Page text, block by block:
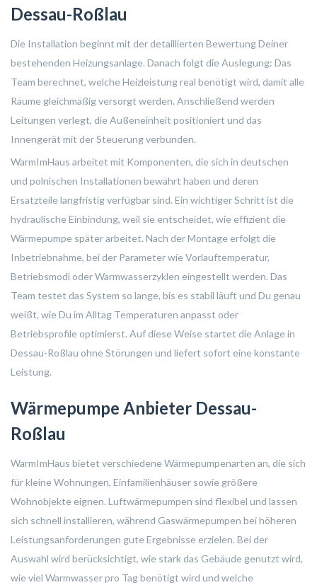
Dessau-Roßlau
Die Installation beginnt mit der detaillierten Bewertung Deiner
bestehenden Heizungsanlage. Danach folgt die Auslegung: Das
Team berechnet, welche Heizleistung real benötigt wird, damit alle
Räume gleichmäßig versorgt werden. Anschließend werden
Leitungen verlegt, die Außeneinheit positioniert und das
Innengerät mit der Steuerung verbunden.
WarmImHaus arbeitet mit Komponenten, die sich in deutschen
und polnischen Installationen bewährt haben und deren
Ersatzteile langfristig verfügbar sind. Ein wichtiger Schritt ist die
hydraulische Einbindung, weil sie entscheidet, wie effizient die
Wärmepumpe später arbeitet. Nach der Montage erfolgt die
Inbetriebnahme, bei der Parameter wie Vorlauftemperatur,
Betriebsmodi oder Warmwasserzyklen eingestellt werden. Das
Team testet das System so lange, bis es stabil läuft und Du genau
weißt, wie Du im Alltag Temperaturen anpasst oder
Betriebsprofile optimierst. Auf diese Weise startet die Anlage in
Dessau-Roßlau ohne Störungen und liefert sofort eine konstante
Leistung.
Wärmepumpe Anbieter Dessau-
Roßlau
WarmImHaus bietet verschiedene Wärmepumpenarten an, die sich
für kleine Wohnungen, Einfamilienhäuser sowie größere
Wohnobjekte eignen. Luftwärmepumpen sind flexibel und lassen
sich schnell installieren, während Gaswärmepumpen bei höheren
Leistungsanforderungen gute Ergebnisse erzielen. Bei der
Auswahl wird berücksichtigt, wie stark das Gebäude genutzt wird,
wie viel Warmwasser pro Tag benötigt wird und welche